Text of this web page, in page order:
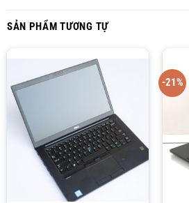
SẢN PHẨM TƯƠNG TỰ
-21%